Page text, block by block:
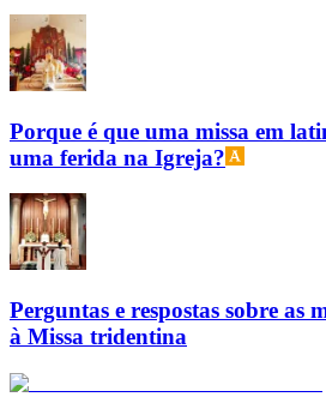
Porque é que uma missa em
uma ferida na Igreja?
Perguntas e respostas sobre as
à Missa tridentina